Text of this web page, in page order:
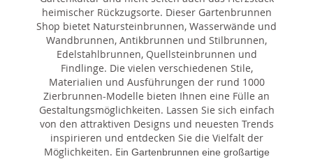
heimischer Rückzugsorte. Dieser Gartenbrunnen
Shop bietet Natursteinbrunnen, Wasserwände und
Wandbrunnen, Antikbrunnen und Stilbrunnen,
Edelstahlbrunnen, Quellsteinbrunnen und
Findlinge. Die vielen verschiedenen Stile,
Materialien und Ausführungen der rund 1000
Zierbrunnen-Modelle bieten Ihnen eine Fülle an
Gestaltungsmöglichkeiten. Lassen Sie sich einfach
von den attraktiven Designs und neuesten Trends
inspirieren und entdecken Sie die Vielfalt der
Möglichkeiten. Ein Gartenbrunnen eine großartige